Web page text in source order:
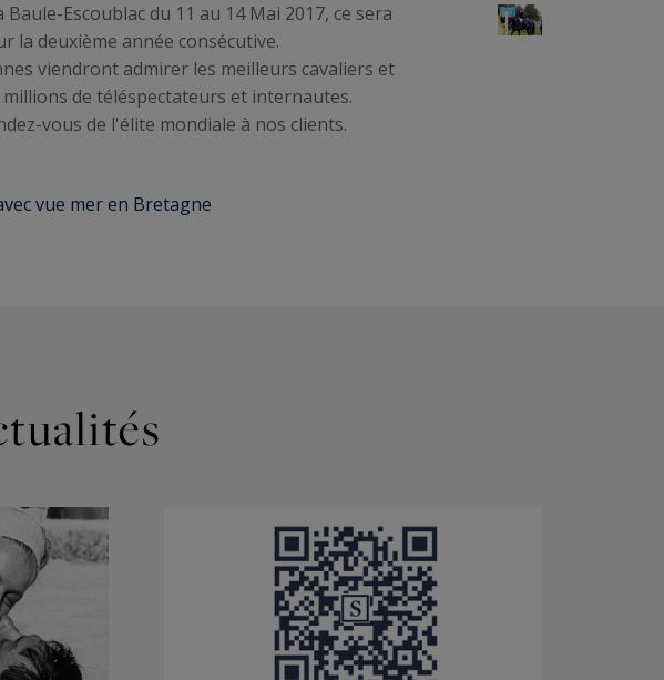
Escoublac du 11 au 14 Mai 2017, ce sera
la deuxième année consécutive.
viendront admirer les meilleurs cavaliers et
de téléspectateurs et internautes.
vous de l'élite mondiale à nos clients.
vue mer en Bretagne